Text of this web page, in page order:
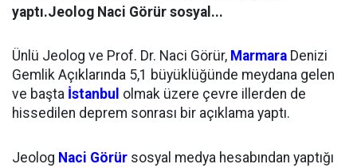
yaptı.Jeolog Naci Görür sosyal...
Ünlü Jeolog ve Prof. Dr. Naci Görür, Marmara Denizi
Gemlik Açıklarında 5,1 büyüklüğünde meydana gelen
ve başta İstanbul olmak üzere çevre illerden de
hissedilen deprem sonrası bir açıklama yaptı.
Jeolog Naci Görür sosyal medya hesabından yaptığı